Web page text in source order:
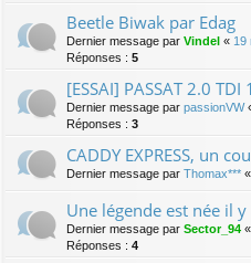
Beetle Biwak par Edag
Dernier message par Vindel « 19
Réponses : 5
[ESSAI] PASSAT 2.0 TDI
Dernier message par passionVW
Réponses : 3
CADDY EXPRESS, un
Dernier message par Thomax*** «
Une légende est née il y
Dernier message par Sector_94 «
Réponses : 4